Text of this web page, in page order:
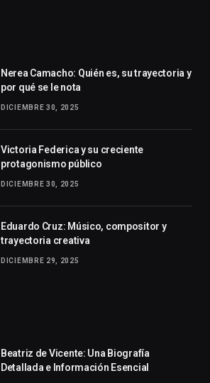
Nerea Camacho: Quién es, su trayectoria y
por qué se le nota
DICIEMBRE 30, 2025
Victoria Federica y su creciente
protagonismo público
DICIEMBRE 30, 2025
Eduardo Cruz: Músico, compositor y
trayectoria creativa
DICIEMBRE 29, 2025
Beatriz de Vicente: Una Biografía
Detallada e Información Esencial